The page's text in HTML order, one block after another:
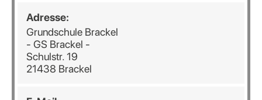
Adresse:
Grundschule Brackel
- GS Brackel -
Schulstr. 19
21438 Brackel